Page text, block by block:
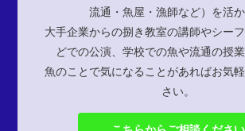
流通・魚屋・漁師など）を活か
大手企業からの捌き教室の講師やシー
どでの公演、学校での魚や流通の授
魚のことで気になることがあればお気
さい。